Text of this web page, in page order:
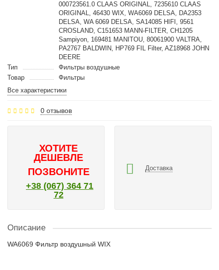
000723561.0 CLAAS ORIGINAL, 7235610 CLAAS
ORIGINAL, 46430 WIX, WA6069 DELSA, DA2353
DELSA, WA 6069 DELSA, SA14085 HIFI, 9561
CROSLAND, C151653 MANN-FILTER, CH1205
Sampiyon, 169481 MANITOU, 80061900 VALTRA,
PA2767 BALDWIN, HP769 FIL Filter, AZ18968 JOHN
DEERE
Тип
Фильтры воздушные
Товар
Фильтры
Все характеристики
0 отзывов
ХОТИТЕ
ДЕШЕВЛЕ
ПОЗВОНИТЕ
+38 (067) 364 71
72
Доставка
Описание
WA6069 Фильтр воздушный WIX